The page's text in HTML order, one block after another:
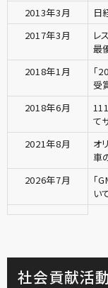
2013年3月
日
2017年3月
レ
最
2018年1月
「
受
2018年6月
て
2021年8月
オ
車
2026年7月
「
い
社会貢献活動